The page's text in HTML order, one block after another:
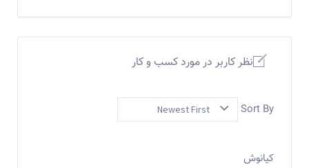
نظر کاربر در مورد کسب و کار
Sort By
کیانوش